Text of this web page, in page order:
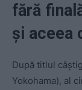
fără
și aceea
După titlul
Yokohama), al